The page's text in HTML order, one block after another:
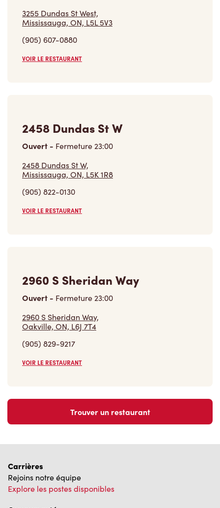
3255 Dundas St West,
Mississauga, ON, L5L 5V3
(905) 607-0880
VOIR LE RESTAURANT
2458 Dundas St W
Ouvert - Fermeture23:00
2458 Dundas St W,
Mississauga, ON, L5K 1R8
(905) 822-0130
VOIR LE RESTAURANT
2960 S Sheridan Way
Ouvert - Fermeture23:00
2960 S Sheridan Way,
Oakville, ON, L6J 7T4
(905) 829-9217
VOIR LE RESTAURANT
Trouver un restaurant
Carrières
Rejoins notre équipe
Explore les postes disponibles